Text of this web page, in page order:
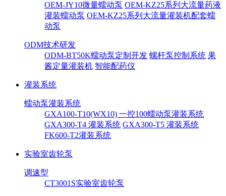
OEM-JY10微量蠕动泵 OEM-KZ25系列大流量药液
灌装蠕动泵 OEM-KZ25系列大流量灌装机配套蠕
动泵
ODM技术研发
ODM-BT50K蠕动泵定制开发 螺杆泵控制系统 果
酱定量灌装机 智能配药仪
灌装系统
蠕动泵灌装系统
GXA100-T10(WX10) 一控100蠕动泵灌装系统
GXA300-T4 灌装系统 GXA300-T5 灌装系统
FK600-T2灌装系统
实验室齿轮泵
调速型
CT3001S实验室齿轮泵